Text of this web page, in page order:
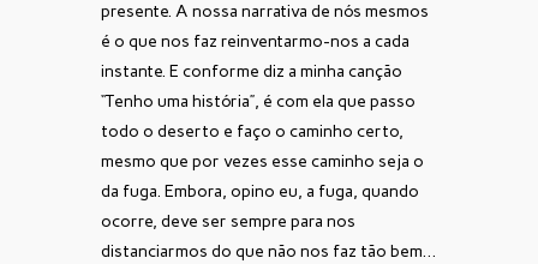
presente. A nossa narrativa de nós mesmos
é o que nos faz reinventarmo-nos a cada
instante. E conforme diz a minha canção
“Tenho uma história”, é com ela que passo
todo o deserto e faço o caminho certo,
mesmo que por vezes esse caminho seja o
da fuga. Embora, opino eu, a fuga, quando
ocorre, deve ser sempre para nos
distanciarmos do que não nos faz tão bem…